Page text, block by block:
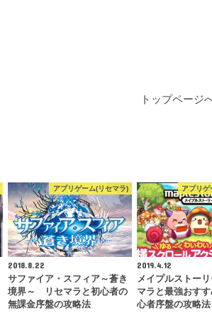
トップページ
アプリゲーム(リセマラ)
2018.8.22
サファイア・スフィア～蒼き
境界～ リセマラと初心者の
無課金序盤の攻略法
アプリゲ
2019.4.12
メイプルストー
マラと最強おす
心者序盤の攻略法